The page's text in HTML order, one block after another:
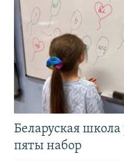
Беларуская
пяты набор